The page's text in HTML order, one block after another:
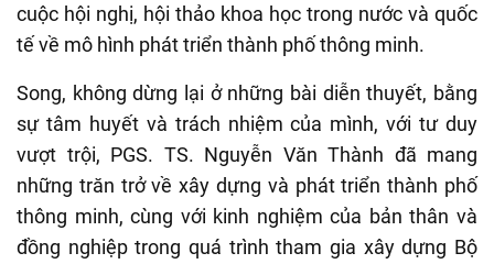
cuộc hội nghị, hội thảo khoa học trong nước và quốc
tế về mô hình phát triển thành phố thông minh.
Song, không dừng lại ở những bài diễn thuyết, bằng
sự tâm huyết và trách nhiệm của mình, với tư duy
vượt trội, PGS. TS. Nguyễn Văn Thành đã mang
những trăn trở về xây dựng và phát triển thành phố
thông minh, cùng với kinh nghiệm của bản thân và
đồng nghiệp trong quá trình tham gia xây dựng Bộ